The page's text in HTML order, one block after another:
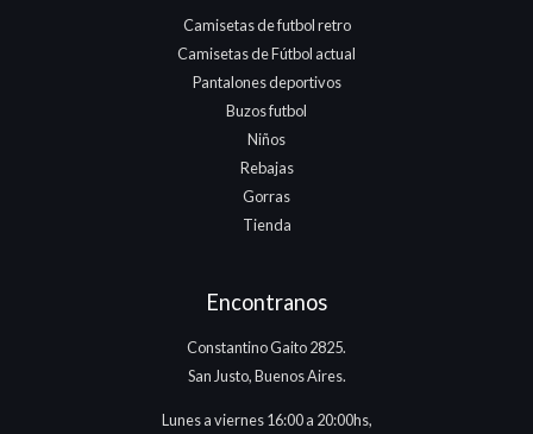
Camisetas de futbol retro
Camisetas de Fútbol actual
Pantalones deportivos
Buzos futbol
Niños
Rebajas
Gorras
Tienda
Encontranos
Constantino Gaito 2825.
San Justo, Buenos Aires.
Lunes a viernes 16:00 a 20:00hs,